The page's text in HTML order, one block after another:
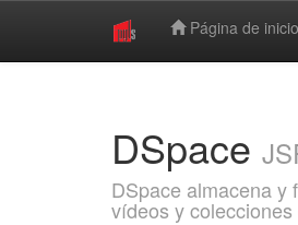
Página de inicio
DSpace
DSpace almacena y
vídeos y